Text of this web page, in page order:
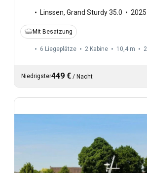
Linssen, Grand Sturdy 35.0 2025
Mit Besatzung
6 Liegeplätze 2 Kabine 10,4 m 2
Niedrigster449 € / Nacht